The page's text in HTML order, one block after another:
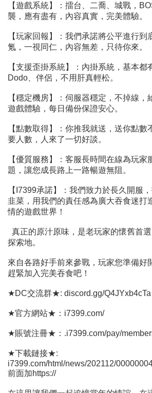
【遊戲系統】：擂台、二喬、城戰，
襲，應有盡有，內容真實，完美體驗。
【玩家回報】：我們承諾將公平進行到
氪，一視同仁，內容無差，只待你來。
【支援歪掛系統】：內掛系統，基本都
Dodo、伴侶，不用肝真輕松。
【穩定機房】：伺服器穩定，不掉線，
遊戲體驗，每日備份保證安心。
【點數取得】：你推我就送，送你點數
要人數，人來了一切好談。
【優質服務】：客服長時間在線為玩家
題，讓您成長路上一路暢遊無阻。
【I7399承諾】：我們致力於長久開服
韭菜，用我們的責任感為廣大吞食迷打
情的遊戲世界！
真正的原汁原味，是老玩家的懷舊首
探索地。
來自各路好手前來參戰，玩家您準備好
趕緊加入完美吞食吧！
★DC交流群★: discord.gg/Q4JYxb4cTa
★官方網站★：i7399.com/
★賬號注冊★：.i7399.com/pay/
★下載鏈接★:
i7399.com/html/news/202112/
前面加https://